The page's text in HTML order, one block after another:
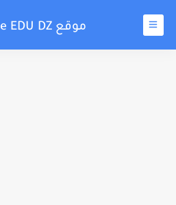
موقع Exercice EDU DZ